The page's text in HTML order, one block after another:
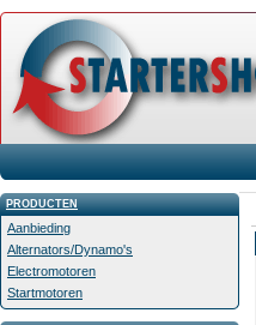
PRODUCTEN
Aanbieding
Alternators/Dynamo's
Electromotoren
Startmotoren